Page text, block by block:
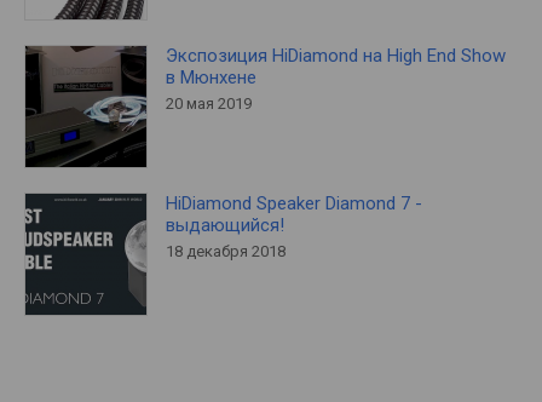
Экспозиция HiDiamond на High End Show
в Мюнхене
20 мая 2019
HiDiamond Speaker Diamond 7 -
выдающийся!
18 декабря 2018